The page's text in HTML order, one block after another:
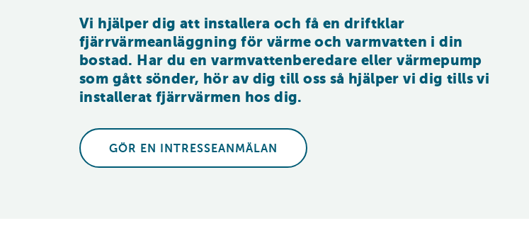
Vi hjälper dig att installera och få en driftklar
fjärrvärmeanläggning för värme och varmvatten i din
bostad. Har du en varmvattenberedare eller värmepump
som gått sönder, hör av dig till oss så hjälper vi dig tills vi
installerat fjärrvärmen hos dig.
GÖR EN INTRESSEANMÄLAN